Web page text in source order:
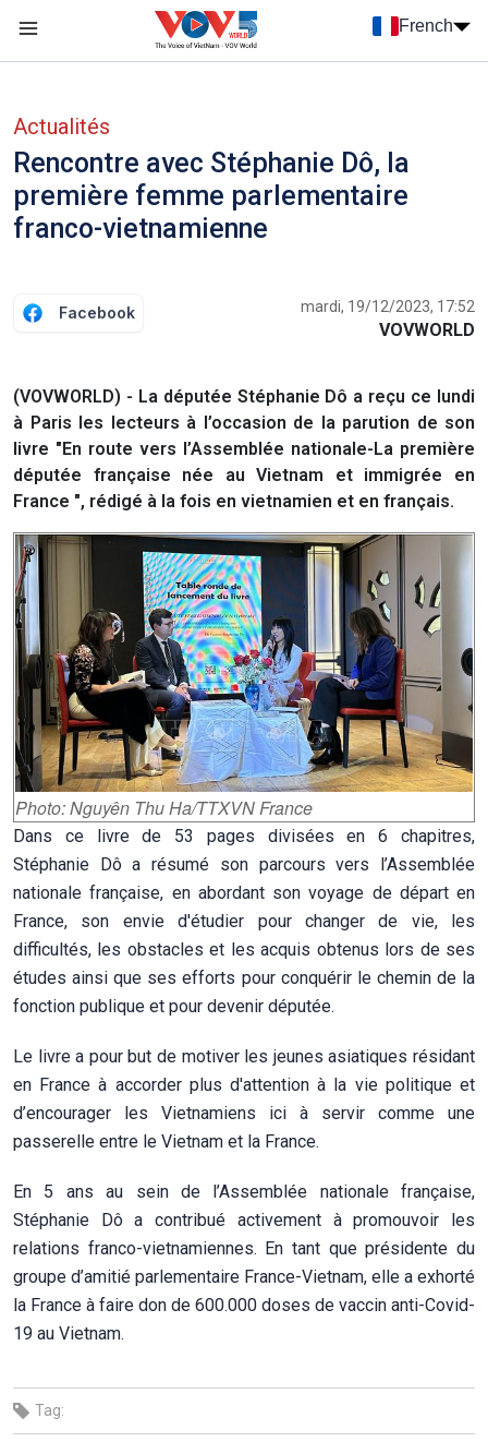
French
Actualités
Rencontre avec Stéphanie Dô, la
première femme parlementaire
franco-vietnamienne
Facebook mardi, 19/12/2023, 17:52
VOVWORLD
(VOVWORLD) - La députée Stéphanie Dô a reçu ce lundi
à Paris les lecteurs à l’occasion de la parution de son
livre "En route vers l’Assemblée nationale-La première
députée française née au Vietnam et immigrée en
France ", rédigé à la fois en vietnamien et en français.
Photo: Nguyên Thu Ha/TTXVN France
Dans ce livre de 53 pages divisées en 6 chapitres,
Stéphanie Dô a résumé son parcours vers l’Assemblée
nationale française, en abordant son voyage de départ en
France, son envie d'étudier pour changer de vie, les
difficultés, les obstacles et les acquis obtenus lors de ses
études ainsi que ses efforts pour conquérir le chemin de la
fonction publique et pour devenir députée.
Le livre a pour but de motiver les jeunes asiatiques résidant
en France à accorder plus d'attention à la vie politique et
d’encourager les Vietnamiens ici à servir comme une
passerelle entre le Vietnam et la France.
En 5 ans au sein de l’Assemblée nationale française,
Stéphanie Dô a contribué activement à promouvoir les
relations franco-vietnamiennes. En tant que présidente du
groupe d’amitié parlementaire France-Vietnam, elle a exhorté
la France à faire don de 600.000 doses de vaccin anti-Covid-
19 au Vietnam.
Tag: